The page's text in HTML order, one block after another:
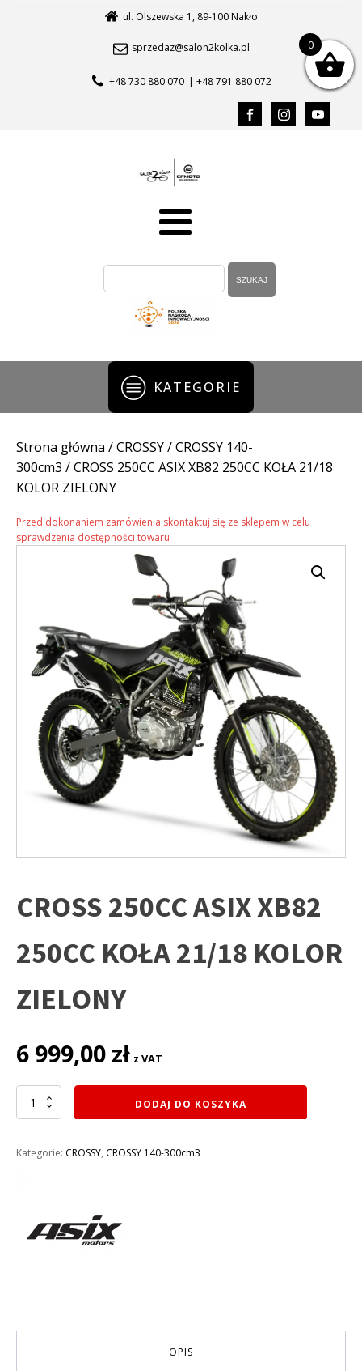
ul. Olszewska 1, 89-100 Nakło
sprzedaz@salon2kolka.pl
+48 730 880 070 | +48 791 880 072
KATEGORIE
Strona główna /CROSSY/CROSSY 140-
300cm3 / CROSS 250CC ASIX XB82 250CC KOŁA 21/18
KOLOR ZIELONY
Przed dokonaniem zamówienia skontaktuj się ze sklepem w celu
sprawdzenia dostępności towaru
CROSS 250CC ASIX XB82
250CC KOŁA 21/18 KOLOR
ZIELONY
6 999,00 zł z VAT
ilość
CROSS
XB82
KOLOR
ZIELONY
DODAJ DO KOSZYKA
Kategorie: CROSSY, CROSSY 140-300cm3
OPIS
0